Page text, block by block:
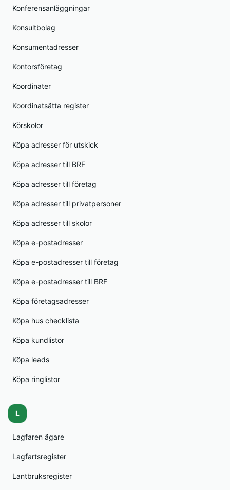
Konferensanläggningar
Konsultbolag
Konsumentadresser
Kontorsföretag
Koordinater
Koordinatsätta register
Körskolor
Köpa adresser för utskick
Köpa adresser till BRF
Köpa adresser till företag
Köpa adresser till privatpersoner
Köpa adresser till skolor
Köpa e-postadresser
Köpa e-postadresser till företag
Köpa e-postadresser till BRF
Köpa företagsadresser
Köpa hus checklista
Köpa kundlistor
Köpa leads
Köpa ringlistor
L
Lagfaren ägare
Lagfartsregister
Lantbruksregister